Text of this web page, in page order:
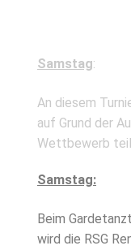
Samstag:
An diesem
auf Grund der
Wettbewerb
Samstag:
Beim
wird die RSG